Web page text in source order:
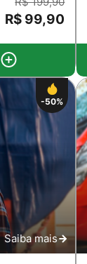
R$ 99,90
-50%
Saiba mais